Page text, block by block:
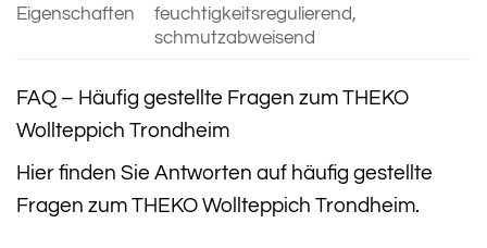
Eigenschaften
feuchtigkeitsregulierend,
schmutzabweisend
FAQ – Häufig gestellte Fragen zum THEKO
Wollteppich Trondheim
Hier finden Sie Antworten auf häufig gestellte
Fragen zum THEKO Wollteppich Trondheim.